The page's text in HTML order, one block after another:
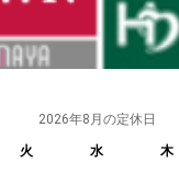
2026年8月の定休日
火 水 木